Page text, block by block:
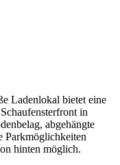
Ladenlokal bietet eine
in
abgehängte
Parkmöglichkeiten
hinten möglich.